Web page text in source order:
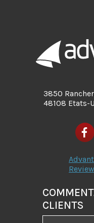
3850
48108 Etats-
CLIENTS